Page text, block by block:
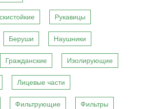
Рукавицы
Беруши Наушники
Гражданские Изолирующие
Лицевые части
Фильтрующие Фильтры